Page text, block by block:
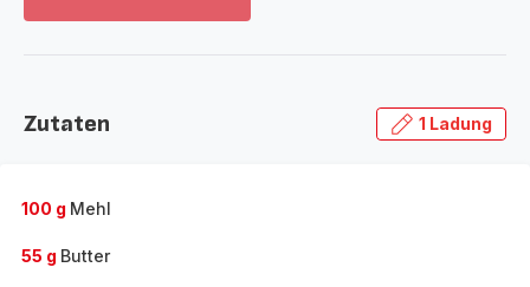
das
Zutaten 1 Ladung
100 g Mehl
55 g Butter